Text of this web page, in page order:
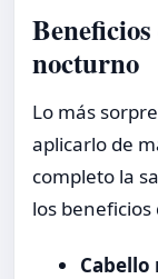
nocturno
Lo más
aplicarlo de
completo la
los
Cabello